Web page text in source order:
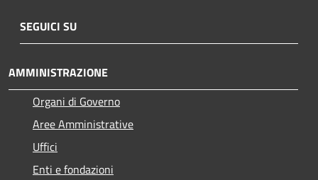
SEGUICI SU
AMMINISTRAZIONE
Organi di Governo
Aree Amministrative
Uffici
Enti e fondazioni